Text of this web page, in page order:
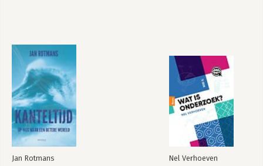
Jan Rotmans Nel Verhoeven